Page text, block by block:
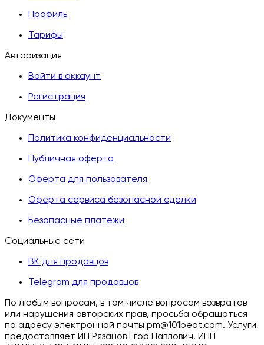
Профиль
Тарифы
Авторизация
Войти в аккаунт
Регистрация
Документы
Политика конфиденциальности
Публичная оферта
Оферта для пользователя
Оферта сервиса безопасной сделки
Безопасные платежи
Социальные сети
ВК для продавцов
Telegram для продавцов
По любым вопросам, в том числе вопросам возвратов
или нарушения авторских прав, просьба обращаться
по адресу электронной почты pm@101beat.com. Услуги
предоставляет ИП Рязанов Егор Павлович. ИНН